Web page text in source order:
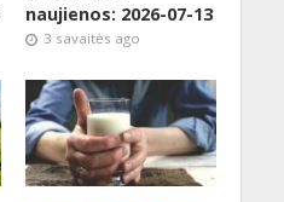
naujienos: 2026-07-13
3 savaitės ago